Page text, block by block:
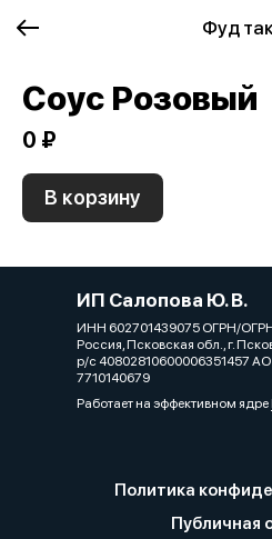
Фуд
Соус Розовый
0 ₽
В корзину
ИП Салопова Ю. В.
ИНН 602701439075 ОГРН/
Россия, Псковская обл., г.
р/с 40802810600006351457
7710140679
Работает на эффективном ядре
Политика
Публичная